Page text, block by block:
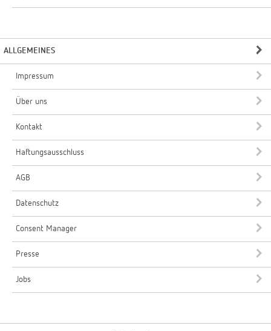
ALLGEMEINES
Impressum
Über uns
Kontakt
Haftungsausschluss
AGB
Datenschutz
Consent Manager
Presse
Jobs